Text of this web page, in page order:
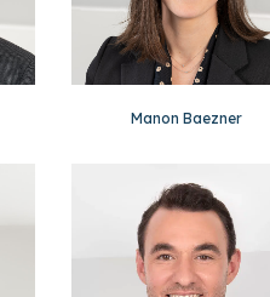
Manon Baezner